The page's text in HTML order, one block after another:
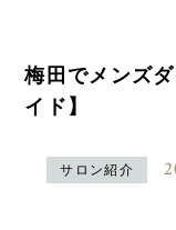
梅田でメンズ
イド】
サロン紹介